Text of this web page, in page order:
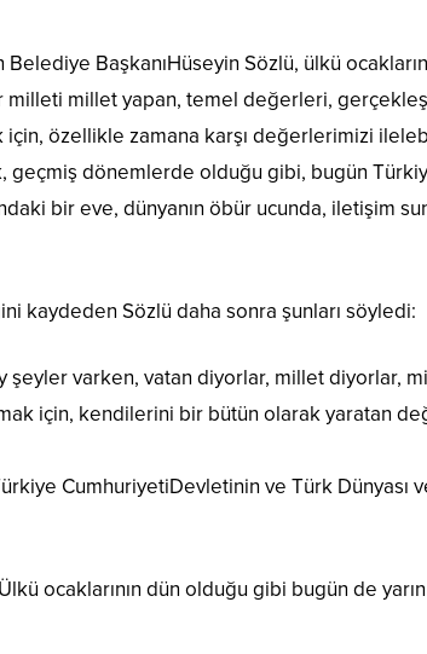
BaşkanıHüseyin Sözlü, ülkü
millet yapan, temel değerleri,
özellikle zamana karşı değerlerimizi
dönemlerde olduğu gibi, bugün
bir eve, dünyanın öbür ucunda, iletişim
kaydeden Sözlü daha sonra şunları söyledi:
varken, vatan diyorlar, millet diyorlar,
için, kendilerini bir bütün olarak yaratan
CumhuriyetiDevletinin ve Türk Dünyası
ocaklarının dün olduğu gibi bugün de yarın